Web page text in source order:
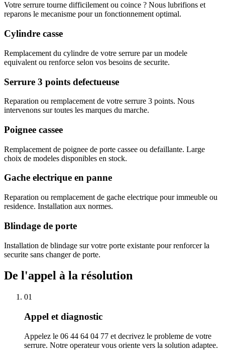
Votre serrure tourne difficilement ou coince ? Nous lubrifions et
reparons le mecanisme pour un fonctionnement optimal.
Cylindre casse
Remplacement du cylindre de votre serrure par un modele
equivalent ou renforce selon vos besoins de securite.
Serrure 3 points defectueuse
Reparation ou remplacement de votre serrure 3 points. Nous
intervenons sur toutes les marques du marche.
Poignee cassee
Remplacement de poignee de porte cassee ou defaillante. Large
choix de modeles disponibles en stock.
Gache electrique en panne
Reparation ou remplacement de gache electrique pour immeuble ou
residence. Installation aux normes.
Blindage de porte
Installation de blindage sur votre porte existante pour renforcer la
securite sans changer de porte.
De l'appel à la résolution
01
Appel et diagnostic
Appelez le 06 44 64 04 77 et decrivez le probleme de votre
serrure. Notre operateur vous oriente vers la solution adaptee.